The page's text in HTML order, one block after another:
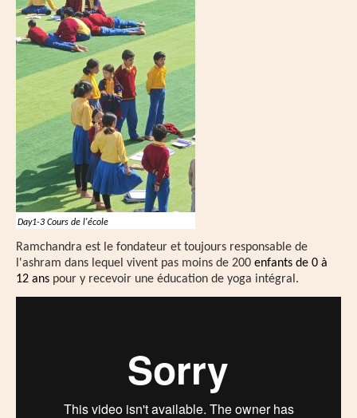
Day1-3 Cours de l'école
Ramchandra est le fondateur et toujours responsable de
l'ashram dans lequel vivent pas moins de 200 enfants de 0 à
12 ans pour y recevoir une éducation de yoga intégral.